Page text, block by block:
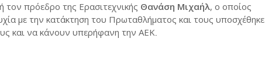
πρόεδρο της Ερασιτεχνικής Θανάση Μιχαήλ, ο οποίος
με την κατάκτηση του Πρωταθλήματος και τους υποσχέθηκε
και να κάνουν υπερήφανη την ΑΕΚ.